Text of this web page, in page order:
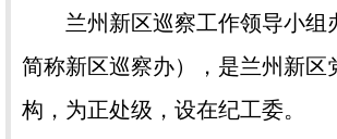
兰州新区巡察工作领导小组
简称新区巡察办），是兰州新区
构，为正处级，设在纪工委。